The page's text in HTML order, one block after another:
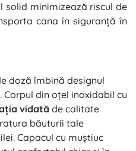
minimizează riscul de
cana în siguranță în
doză îmbină designul
din oțel inoxidabil cu
vidată de calitate
băuturii tale
Capacul cu muștiuc